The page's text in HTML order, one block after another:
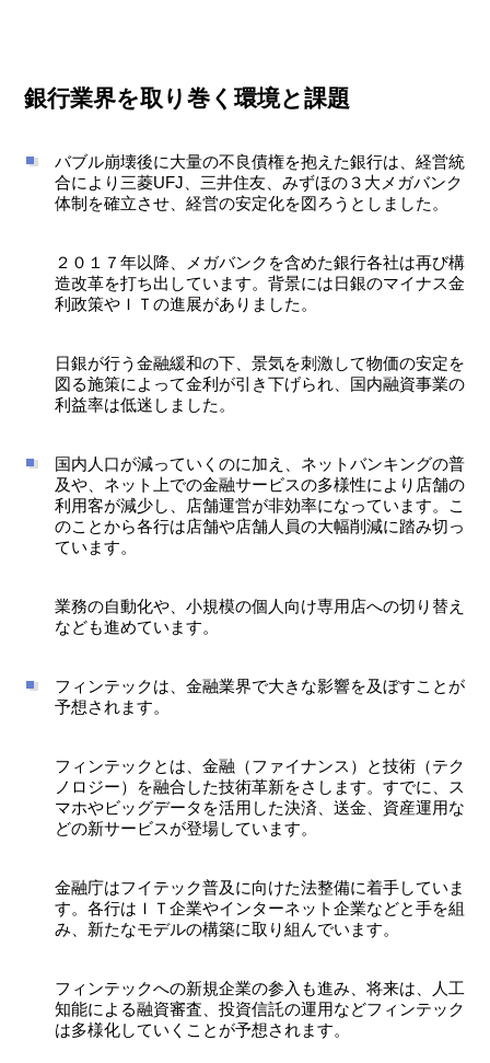
銀行業界を取り巻く環境と課題
バブル崩壊後に大量の不良債権を抱えた銀行は、経営統
合により三菱UFJ、三井住友、みずほの３大メガバンク
体制を確立させ、経営の安定化を図ろうとしました。
２０１７年以降、メガバンクを含めた銀行各社は再び構
造改革を打ち出しています。背景には日銀のマイナス金
利政策やＩＴの進展がありました。
日銀が行う金融緩和の下、景気を刺激して物価の安定を
図る施策によって金利が引き下げられ、国内融資事業の
利益率は低迷しました。
国内人口が減っていくのに加え、ネットバンキングの普
及や、ネット上での金融サービスの多様性により店舗の
利用客が減少し、店舗運営が非効率になっています。こ
のことから各行は店舗や店舗人員の大幅削減に踏み切っ
ています。
業務の自動化や、小規模の個人向け専用店への切り替え
なども進めています。
フィンテックは、金融業界で大きな影響を及ぼすことが
予想されます。
フィンテックとは、金融（ファイナンス）と技術（テク
ノロジー）を融合した技術革新をさします。すでに、ス
マホやビッグデータを活用した決済、送金、資産運用な
どの新サービスが登場しています。
金融庁はフイテック普及に向けた法整備に着手していま
す。各行はＩＴ企業やインターネット企業などと手を組
み、新たなモデルの構築に取り組んでいます。
フィンテックへの新規企業の参入も進み、将来は、人工
知能による融資審査、投資信託の運用などフィンテック
は多様化していくことが予想されます。